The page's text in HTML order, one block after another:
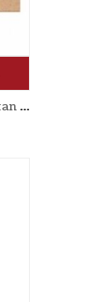
Iogurt llet cabra albercoc i plàtan sense sucre afegit 2x130gr BABYBIO